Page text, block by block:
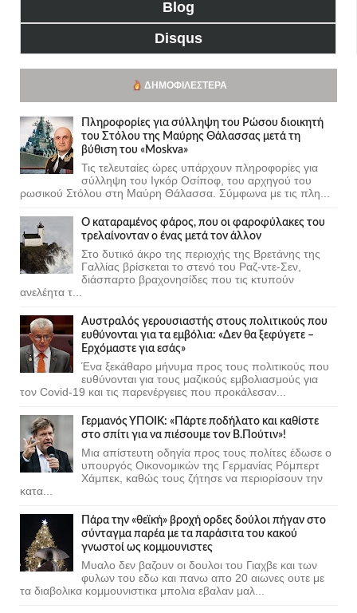
Blog
Disqus
ΔΗΜΟΦΙΛΈΣΤΕΡΑ
Πληροφορίες για σύλληψη του Ρώσου διοικητή
του Στόλου της Mαύρης Θάλασσας μετά τη
βύθιση του «Moskva»
Τις τελευταίες ώρες υπάρχουν πληροφορίες για
σύλληψη του Ιγκόρ Οσίποφ, του αρχηγού του
ρωσικού Στόλου στη Μαύρη Θάλασσα. Σύμφωνα με τις πλη...
Ο καταραμένος φάρος, που οι φαροφύλακες του
τρελαίνονταν ο ένας μετά τον άλλον
Στο δυτικό άκρο της περιοχής της Βρετάνης της
Γαλλίας βρίσκεται το στενό του Ραζ-ντε-Σεν,
διάσπαρτο βραχονησίδες που τις κτυπούν
ανελέητα τ...
Αυστραλός γερουσιαστής στους πολιτικούς που
ευθύνονται για τα εμβόλια: «Δεν θα ξεφύγετε –
Ερχόμαστε για εσάς»
Ένα ξεκάθαρο μήνυμα προς τους πολιτικούς που
ευθύνονται για τους μαζικούς εμβολιασμούς για
τον Covid-19 και τις παρενέργειες που προκάλεσαν...
Γερμανός ΥΠΟΙΚ: «Πάρτε ποδήλατο και καθίστε
στο σπίτι για να πιέσουμε τον Β.Πούτιν»!
Μια απίστευτη οδηγία προς τους πολίτες έδωσε ο
υπουργός Οικονομικών της Γερμανίας Ρόμπερτ
Χάμπεκ, καθώς τους ζήτησε να περιορίσουν την
κατα...
Πάρα την «θεϊκή» βροχή ορδες δούλοι πήγαν στο
σύνταγμα παρέα με τα παράσιτα του κακού
γνωστοί ως κομμουνιστες
Μυαλο δεν βαζουν οι δουλοι του Γιαχβε και των
φυλων του εδω και πανω απο 20 αιωνες ουτε με
τα διαβολικα κομμουνιστικα μπολια εβαλαν μαλ...